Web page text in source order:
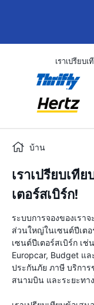
เราเปรียบ
บ้าน
เราเปรียบเที
เตอร์สเบิร์ก!
ระบบการจองของเรา
ส่วนใหญ่ในเซนต์ปีเต
เซนต์ปีเตอร์สเบิร์ก เช่
Europcar, Budget แ
ประกันภัย ภาษี บริกา
สนามบิน และระยะทา